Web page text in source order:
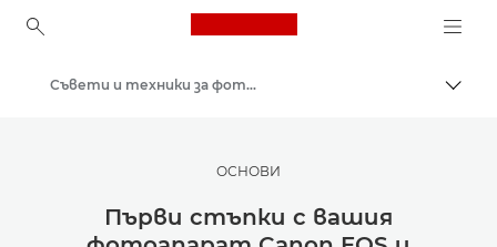
Canon Logo, back to
Вдъхновете се | Съвети за фотография и печат и ръководства за купувача
Съвети и техники за фотография и печат
ОСНОВИ
Първи стъпки с вашия